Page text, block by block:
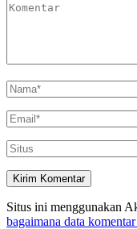
Situs ini menggunakan
bagaimana data